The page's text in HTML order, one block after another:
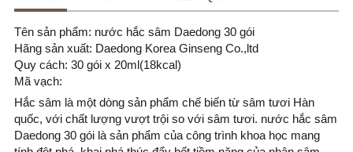
Tên sản phẩm: nước hắc sâm Daedong 30 gói
Hãng sản xuất: Daedong Korea Ginseng Co.,ltd
Quy cách: 30 gói x 20ml(18kcal)
Mã vạch:
Hắc sâm là một dòng sản phẩm chế biến từ sâm tươi Hàn
quốc, với chất lượng vượt trội so với sâm tươi. nước hắc sâm
Daedong 30 gói là sản phẩm của công trình khoa học mang